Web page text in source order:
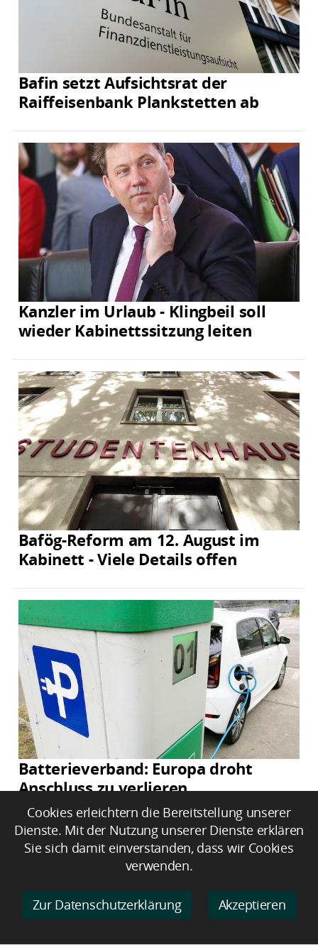
Bafin setzt Aufsichtsrat der
Raiffeisenbank Plankstetten ab
Kanzler im Urlaub - Klingbeil soll
wieder Kabinettssitzung leiten
Bafög-Reform am 12. August im
Kabinett - Viele Details offen
Batterieverband: Europa droht
Anschluss zu verlieren
Cookies erleichtern die Bereitstellung unserer
Dienste. Mit der Nutzung unserer Dienste erklären
Sie sich damit einverstanden, dass wir Cookies
verwenden.
Zur Datenschutzerklärung Akzeptieren